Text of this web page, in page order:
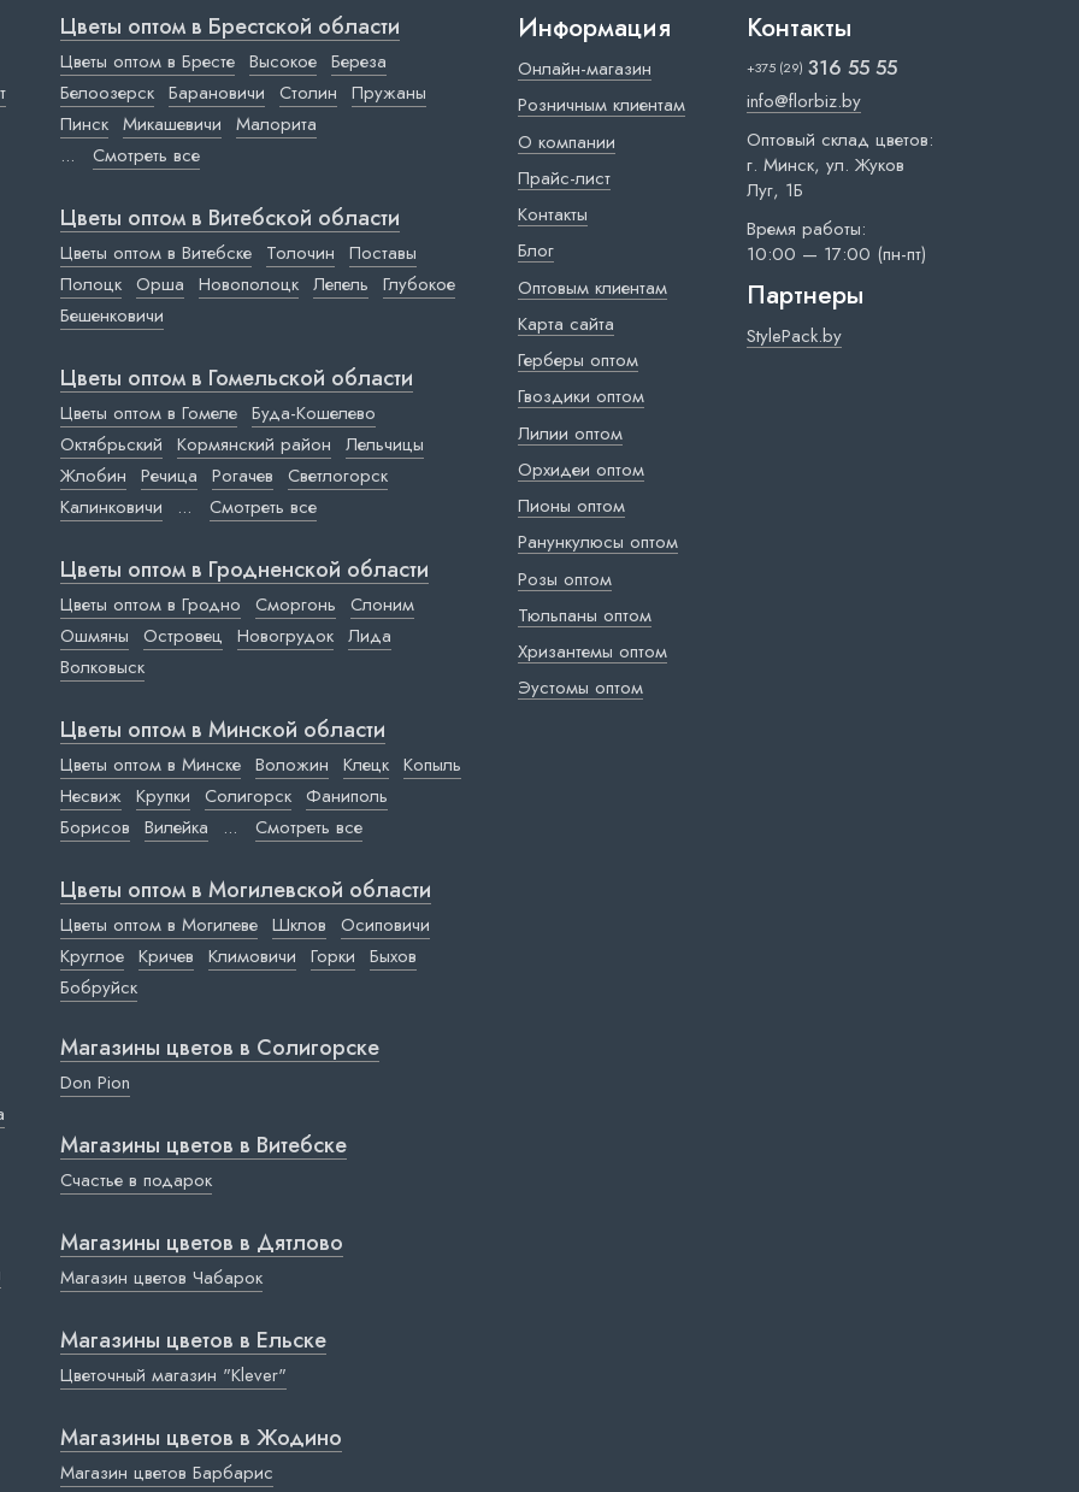
Цветы оптом в Брестской области
Цветы оптом в Бресте Высокое Береза
Белоозерск Барановичи Столин Пружаны
Пинск Микашевичи Малорита
... Смотреть все
Цветы оптом в Витебской области
Цветы оптом в Витебске Толочин Поставы
Полоцк Орша Новополоцк Лепель Глубокое
Бешенковичи
Цветы оптом в Гомельской области
Цветы оптом в Гомеле Буда-Кошелево
Октябрьский Кормянский район Лельчицы
Жлобин Речица Рогачев Светлогорск
Калинковичи
... Смотреть все
Цветы оптом в Гродненской области
Цветы оптом в Гродно Сморгонь Слоним
Ошмяны Островец Новогрудок Лида
Волковыск
Цветы оптом в Минской области
Цветы оптом в Минске Воложин Клецк Копыль
Несвиж Крупки Солигорск Фаниполь
Борисов Вилейка ... Смотреть все
Цветы оптом в Могилевской области
Цветы оптом в Могилеве Шклов Осиповичи
Круглое Кричев Климовичи Горки Быхов
Бобруйск
Магазины цветов в Cолигорске
Don Pion
Магазины цветов в Витебске
Счастье в подарок
Магазины цветов в Дятлово
Магазин цветов Чабарок
Магазины цветов в Ельске
Цветочный магазин "Klever"
Магазины цветов в Жодино
Магазин цветов Барбарис
Информация
Онлайн-магазин
Розничным клиентам
О компании
Прайс-лист
Контакты
Блог
Оптовым клиентам
Карта сайта
Герберы оптом
Гвоздики оптом
Лилии оптом
Орхидеи оптом
Пионы оптом
Ранункулюсы оптом
Розы оптом
Тюльпаны оптом
Хризантемы оптом
Эустомы оптом
Контакты
+375 (29) 316 55 55
info@florbiz.by
Оптовый склад цветов:
г. Минск, ул. Жуков
Луг, 1Б
Время работы:
10:00 — 17:00 (пн-пт)
Партнеры
StylePack.by